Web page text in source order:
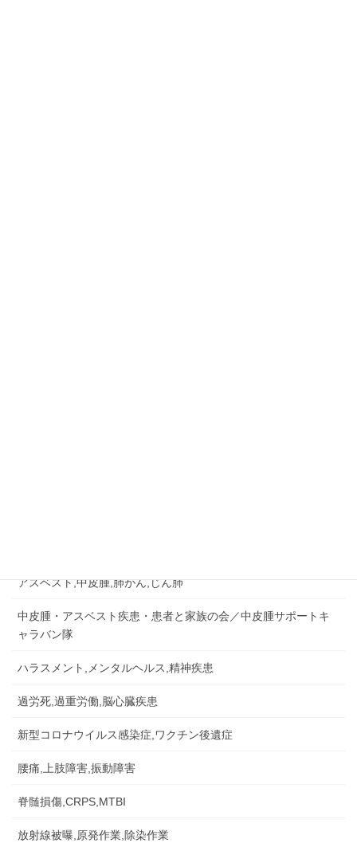
アスベスト,中皮腫,肺がん,じん肺
中皮腫・アスベスト疾患・患者と家族の会／中皮腫サポートキ
ャラバン隊
ハラスメント,メンタルヘルス,精神疾患
過労死,過重労働,脳心臓疾患
新型コロナウイルス感染症,ワクチン後遺症
腰痛,上肢障害,振動障害
脊髄損傷,CRPS,MTBI
放射線被曝,原発作業,除染作業